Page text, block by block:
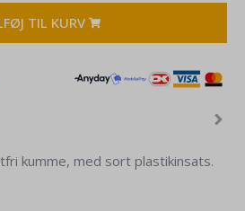
TIL KURV
kumme, med sort plastikinsats.